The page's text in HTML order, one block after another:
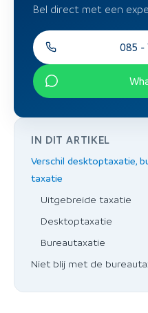
IN DIT ARTIKEL
Verschil desktoptaxatie,
taxatie
Uitgebreide taxatie
Desktoptaxatie
Bureautaxatie
Niet blij met de
Bel direct met een
085 -